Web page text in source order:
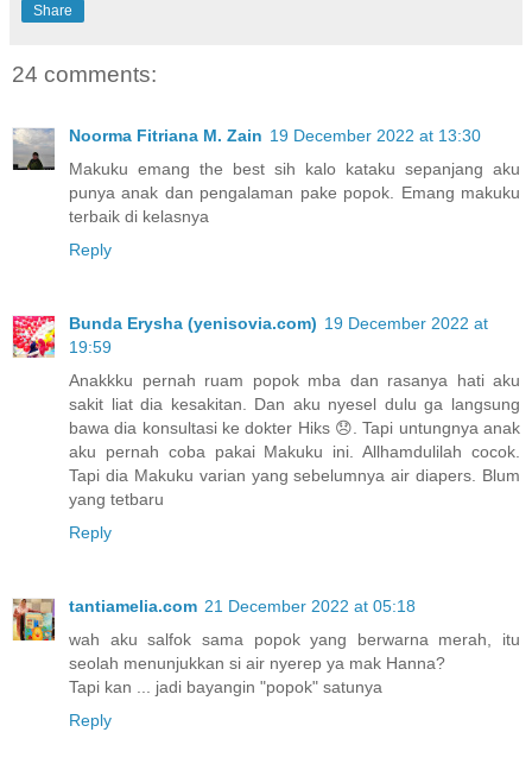
Share
24 comments:
Noorma Fitriana M. Zain 19 December 2022 at 13:30
Makuku emang the best sih kalo kataku sepanjang aku
punya anak dan pengalaman pake popok. Emang makuku
terbaik di kelasnya
Reply
Bunda Erysha (yenisovia.com) 19 December 2022 at
19:59
Anakkku pernah ruam popok mba dan rasanya hati aku
sakit liat dia kesakitan. Dan aku nyesel dulu ga langsung
bawa dia konsultasi ke dokter Hiks 😞. Tapi untungnya anak
aku pernah coba pakai Makuku ini. Allhamdulilah cocok.
Tapi dia Makuku varian yang sebelumnya air diapers. Blum
yang tetbaru
Reply
tantiamelia.com 21 December 2022 at 05:18
wah aku salfok sama popok yang berwarna merah, itu
seolah menunjukkan si air nyerep ya mak Hanna?
Tapi kan ... jadi bayangin "popok" satunya
Reply